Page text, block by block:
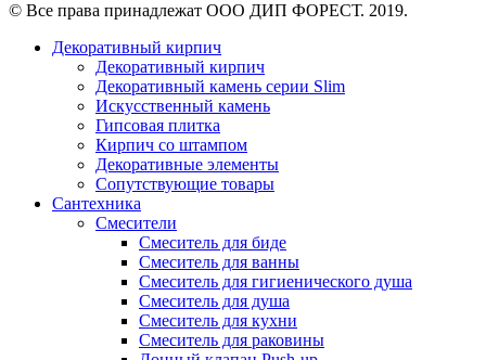
© Все права принадлежат ООО ДИП ФОРЕСТ. 2019.
Декоративный кирпич
Декоративный кирпич
Декоративный камень серии Slim
Искусственный камень
Гипсовая плитка
Кирпич со штампом
Декоративные элементы
Сопутствующие товары
Сантехника
Смесители
Смеситель для биде
Смеситель для ванны
Смеситель для гигиенического душа
Смеситель для душа
Смеситель для кухни
Смеситель для раковины